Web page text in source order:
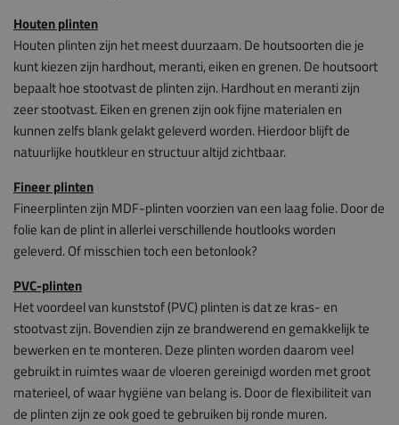
Houten plinten
Houten plinten zijn het meest duurzaam. De houtsoorten die je
kunt kiezen zijn hardhout, meranti, eiken en grenen. De houtsoort
bepaalt hoe stootvast de plinten zijn. Hardhout en meranti zijn
zeer stootvast. Eiken en grenen zijn ook fijne materialen en
kunnen zelfs blank gelakt geleverd worden. Hierdoor blijft de
natuurlijke houtkleur en structuur altijd zichtbaar.
Fineer plinten
Fineerplinten zijn MDF-plinten voorzien van een laag folie. Door de
folie kan de plint in allerlei verschillende houtlooks worden
geleverd. Of misschien toch een betonlook?
PVC-plinten
Het voordeel van kunststof (PVC) plinten is dat ze kras- en
stootvast zijn. Bovendien zijn ze brandwerend en gemakkelijk te
bewerken en te monteren. Deze plinten worden daarom veel
gebruikt in ruimtes waar de vloeren gereinigd worden met groot
materieel, of waar hygiëne van belang is. Door de flexibiliteit van
de plinten zijn ze ook goed te gebruiken bij ronde muren.